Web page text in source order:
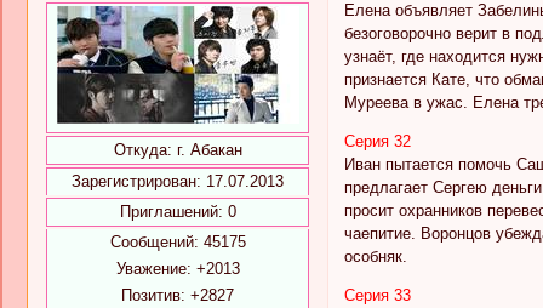
Откуда: г. Абакан
Зарегистрирован: 17.07.2013
Приглашений: 0
Сообщений: 45175
Уважение: +2013
Позитив: +2827
Елена объявляет
безоговорочно верит в
узнаёт, где находится
признается Кате, что
Муреева в ужас. Елена
Серия 32
Иван пытается помочь
предлагает Сергею
просит охранников
чаепитие. Воронцов
особняк.
Серия 33